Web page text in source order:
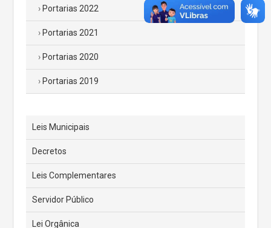
Portarias 2022
Portarias 2021
Portarias 2020
Portarias 2019
Leis Municipais
Decretos
Leis Complementares
Servidor Público
Lei Orgânica